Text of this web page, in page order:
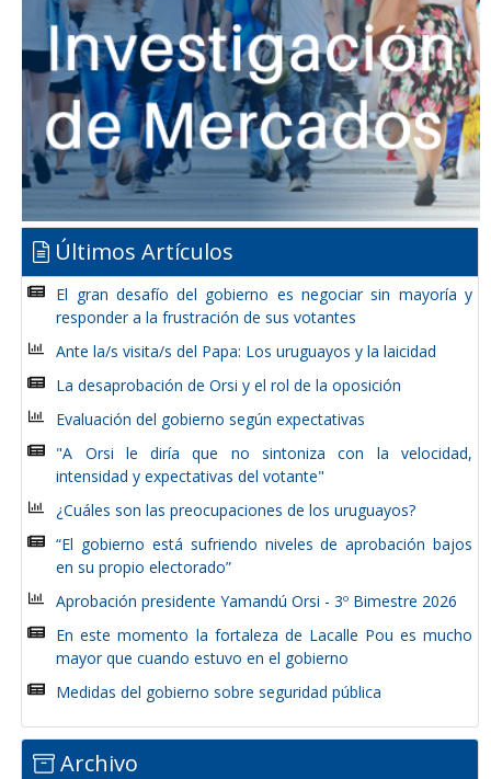
Últimos Artículos
El gran desafío del gobierno es negociar sin mayoría y
responder a la frustración de sus votantes
Ante la/s visita/s del Papa: Los uruguayos y la laicidad
La desaprobación de Orsi y el rol de la oposición
Evaluación del gobierno según expectativas
"A Orsi le diría que no sintoniza con la velocidad,
intensidad y expectativas del votante"
¿Cuáles son las preocupaciones de los uruguayos?
“El gobierno está sufriendo niveles de aprobación bajos
en su propio electorado”
Aprobación presidente Yamandú Orsi - 3º Bimestre 2026
En este momento la fortaleza de Lacalle Pou es mucho
mayor que cuando estuvo en el gobierno
Medidas del gobierno sobre seguridad pública
Archivo